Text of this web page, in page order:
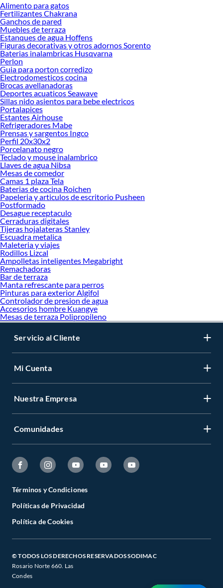
Desde remodelaciones hasta proyectos de decoración, estamos aquí para hacer
tus ideas realidad. ¡Visítanos y encuentra todo lo que tenemos para ofrecerte en
Parrilla a gas!
Explora la variedad de productos de Parrilla a gas en Sodimac
Herramientas, materiales y accesorios de calidad para tus proyectos y
renovación de espacios. ¡Visítanos y descubre todo lo que tenemos para
ofrecerte!
Encuentra una amplia variedad de productos de Parrilla a gas en Sodimac.
Encuentra todo lo necesario para tus proyectos de renovación y decoración.
¡Visítanos y haz tus ideas realidad!
Alimento para gatos
Fertilizantes Chakrana
Ganchos de pared
Muebles de terraza
Estanques de agua Hoffens
Figuras decorativas y otros adornos Sorento
Baterias inalambricas Husqvarna
Perlon
Guia para porton corredizo
Electrodomesticos cocina
Brocas avellanadoras
Deportes acuaticos Seawave
Sillas nido asientos para bebe electricos
Portalapices
Estantes Airhouse
Refrigeradores Mabe
Prensas y sargentos Ingco
Perfil 20x30x2
Porcelanato negro
Teclado y mouse inalambrico
Llaves de agua Nibsa
Mesas de comedor
Camas 1 plaza Tela
Baterias de cocina Roichen
Papeleria y articulos de escritorio Pusheen
Postformado
Desague receptaculo
Cerraduras digitales
Tijeras hojalateras Stanley
Escuadra metalica
Maleteria y viajes
Rodillos Lizcal
Ampolletas inteligentes Megabright
Remachadoras
Bar de terraza
Manta refrescante para perros
Pinturas para exterior Algifol
Controlador de presion de agua
Accesorios hombre Kuangye
Mesas de terraza Polipropileno
Servicio al Cliente
Mi Cuenta
Nuestra Empresa
Comunidades
Términos y Condiciones
Políticas de Privacidad
Política de Cookies
© TODOS LOS DERECHOS RESERVADOS SODIMAC
Rosario Norte 660. Las
Condes